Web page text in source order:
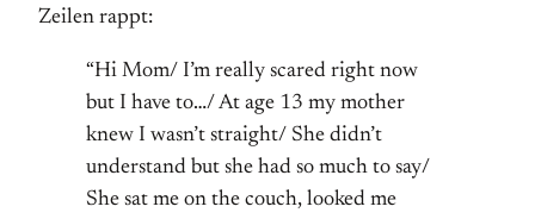
Zeilen rappt:
“Hi Mom/ I’m really scared right now
but I have to…/ At age 13 my mother
knew I wasn’t straight/ She didn’t
understand but she had so much to say/
She sat me on the couch, looked me